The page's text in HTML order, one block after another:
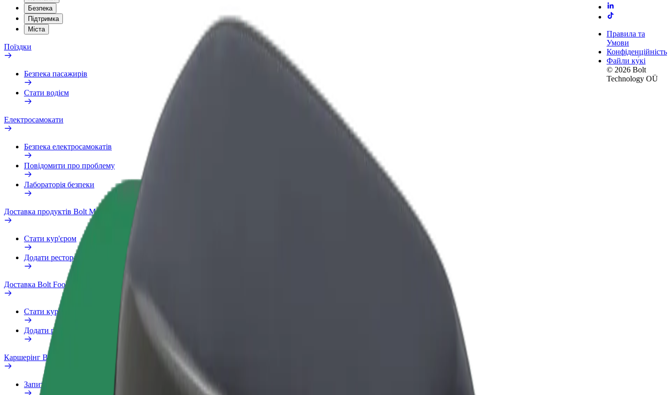
Безпека
Підтримка
Міста
Поїздки
Безпека пасажирів
Стати водієм
Електросамокати
Безпека електросамокатів
Повідомити про проблему
Лабораторія безпеки
Доставка продуктів Bolt Market
Стати кур'єром
Додати ресторан чи крамницю
Доставка Bolt Food
Стати кур'єром
Додати ресторан чи крамницю
Каршерінг Bolt Drive
Запитання та відповіді
Правила та
Умови
Конфіденційність
Файли ку́кі
© 2026 Bolt
Technology OÜ